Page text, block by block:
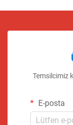
Temsilcimiz
E-posta